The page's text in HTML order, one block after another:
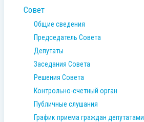
Совет
Общие сведения
Председатель Совета
Депутаты
Заседания Совета
Решения Совета
Контрольно-счетный орган
Публичные слушания
График приема граждан депутатами